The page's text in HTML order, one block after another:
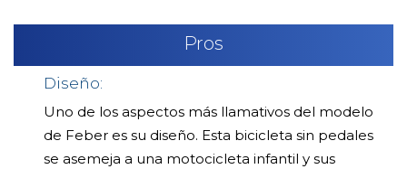
Pros
Diseño:
Uno de los aspectos más llamativos del modelo
de Feber es su diseño. Esta bicicleta sin pedales
se asemeja a una motocicleta infantil y sus